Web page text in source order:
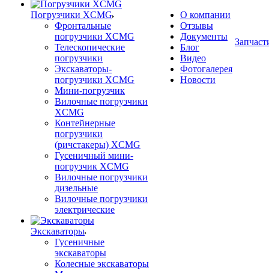
Погрузчики XCMG
Фронтальные
погрузчики XCMG
Телескопические
погрузчики
Экскаваторы-
погрузчики XCMG
Мини-погрузчик
Вилочные погрузчики
XCMG
Контейнерные
погрузчики
(ричстакеры) XCMG
Гусеничный мини-
погрузчик XCMG
Вилочные погрузчики
дизельные
Вилочные погрузчики
электрические
Экскаваторы
Гусеничные
экскаваторы
Колесные экскаваторы
О компании
Отзывы
Документы
Блог
Видео
Фотогалерея
Новости